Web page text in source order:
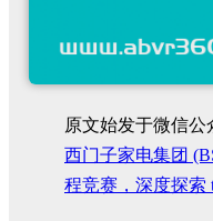
原文始发于微信公
西门子家电集团
程竞赛，深度探索